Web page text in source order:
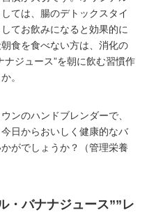
ては、腸のデトックスタイ
てお飲みになると効果的に
食を食べない方は、消化の
ナジュース”を朝に飲む習慣作
。
ンのハンドブレンダーで、
日からおいしく健康的なバ
がでしょうか？（管理栄養
・バナナジュース””レ